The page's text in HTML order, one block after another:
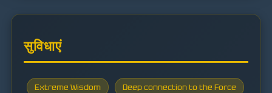
सुविधाएं
Extreme Wisdom Deep connection to the Force